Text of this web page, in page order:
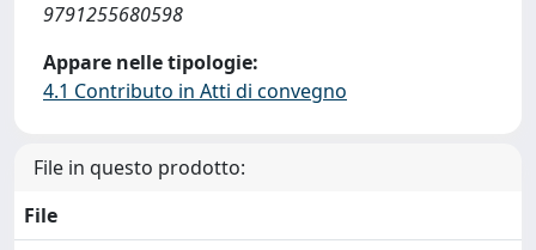
9791255680598
Appare nelle tipologie:
4.1 Contributo in Atti di convegno
File in questo prodotto:
File